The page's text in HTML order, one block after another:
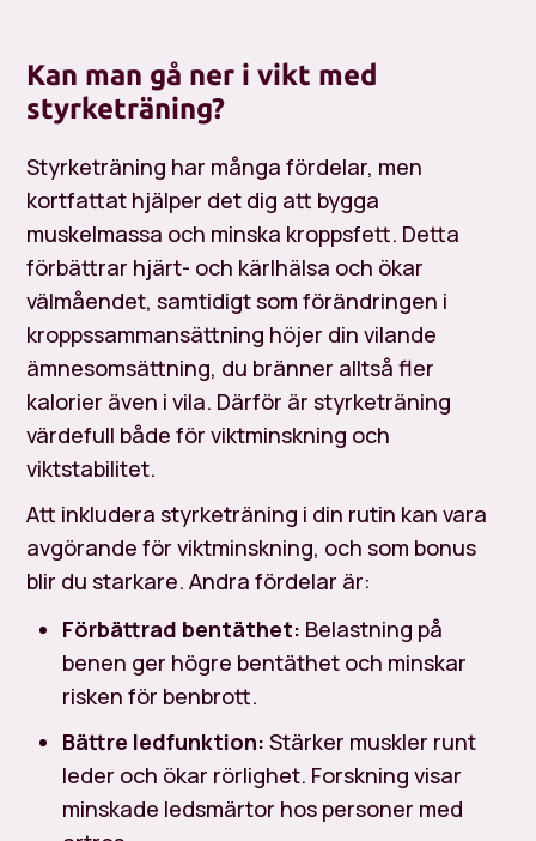
Kan man gå ner i vikt med
styrketräning?
Styrketräning har många fördelar, men
kortfattat hjälper det dig att bygga
muskelmassa och minska kroppsfett. Detta
förbättrar hjärt- och kärlhälsa och ökar
välmåendet, samtidigt som förändringen i
kroppssammansättning höjer din vilande
ämnesomsättning, du bränner alltså fler
kalorier även i vila. Därför är styrketräning
värdefull både för viktminskning och
viktstabilitet.
Att inkludera styrketräning i din rutin kan vara
avgörande för viktminskning, och som bonus
blir du starkare. Andra fördelar är:
Förbättrad bentäthet: Belastning på
benen ger högre bentäthet och minskar
risken för benbrott.
Bättre ledfunktion: Stärker muskler runt
leder och ökar rörlighet. Forskning visar
minskade ledsmärtor hos personer med